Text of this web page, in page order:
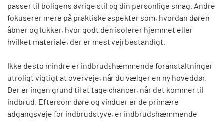
passer til boligens øvrige stil og din personlige smag. Andre
fokuserer mere på praktiske aspekter som, hvordan døren
åbner og lukker, hvor godt den isolerer hjemmet eller
hvilket materiale, der er mest vejrbestandigt.
Ikke desto mindre er indbrudshæmmende foranstaltninger
utroligt vigtigt at overveje, når du vælger en ny hoveddør.
Der er ingen grund til at tage chancer, når det kommer til
indbrud. Eftersom døre og vinduer er de primære
adgangsveje for indbrudstyve, er indbrudshæmmende